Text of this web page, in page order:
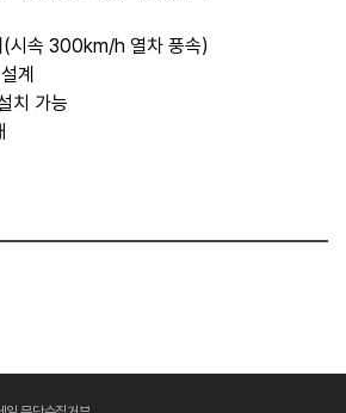
(시속 300km/h 열차 풍속)
계
치 가능